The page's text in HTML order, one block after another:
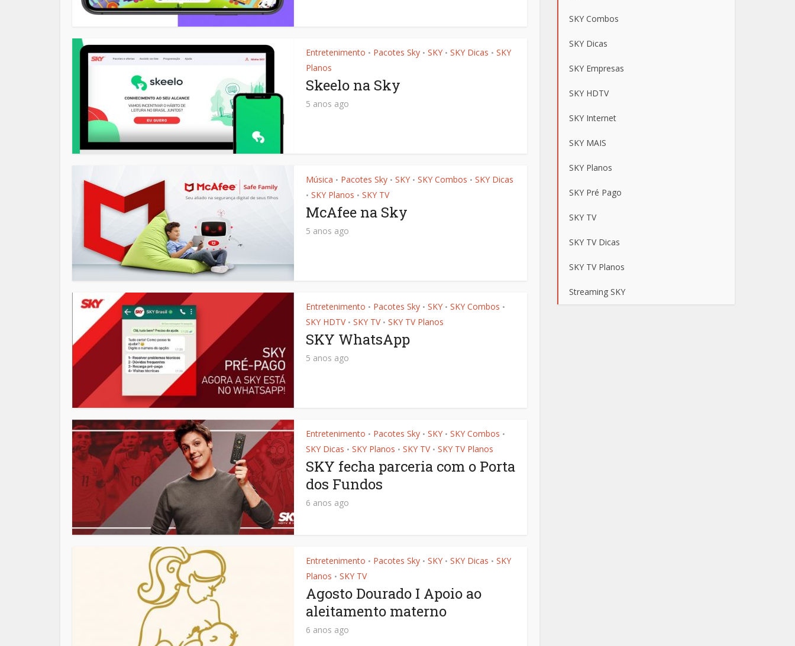
Entretenimento • Pacotes Sky • SKY • SKY Dicas • SKY
Planos
Skeelo na Sky
5 anos ago
Música • Pacotes Sky • SKY • SKY Combos • SKY Dicas
• SKY Planos • SKY TV
McAfee na Sky
5 anos ago
Entretenimento • Pacotes Sky • SKY • SKY Combos •
SKY HDTV • SKY TV • SKY TV Planos
SKY WhatsApp
5 anos ago
Entretenimento • Pacotes Sky • SKY • SKY Combos •
SKY Dicas • SKY Planos • SKY TV • SKY TV Planos
SKY fecha parceria com o Porta
dos Fundos
6 anos ago
Entretenimento • Pacotes Sky • SKY • SKY Dicas • SKY
Planos • SKY TV
Agosto Dourado I Apoio ao
aleitamento materno
6 anos ago
SKY Combos
SKY Dicas
SKY Empresas
SKY HDTV
SKY Internet
SKY MAIS
SKY Planos
SKY Pré Pago
SKY TV
SKY TV Dicas
SKY TV Planos
Streaming SKY